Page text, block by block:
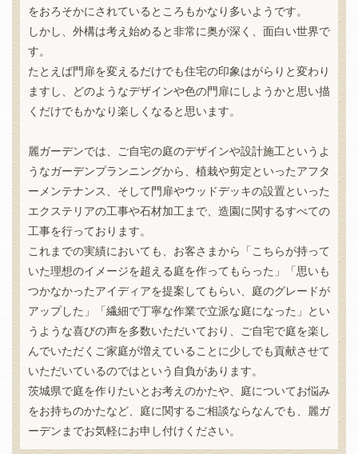
をおろそかにされているところもかなり多いようです。
しかし、外構は考え始めると非常に奥が深く、面白い世界で
す。
たとえば門扉を変えるだけでも住宅の印象はがらりと変わり
ますし、どのようなデザインや色の門扉にしようかと思い描
くだけでもかなり楽しくなると思います。
麗ガーデンでは、ご自宅の庭のデザインや設計施工というよ
うなガーデンプランニングから、植栽や剪定といったアフタ
ーメンテナンス、そして門扉やウッドデッキの設置といった
エクステリアの工事や石材加工まで、造園に関するすべての
工事を行っております。
これまでの実績においても、お客さまから「こちらが持って
いた理想のイメージを超える庭を作ってもらった」「思いも
つかなかったアイディアを提案してもらい、庭のグレードが
アップした」「繊細で丁寧な作業で立派な庭になった」とい
うような喜びの声を多数いただいており、ご自宅で庭を楽し
んでいただくご家庭が増えていることに少しでも貢献させて
いただいているのではという自負があります。
茨城県で庭を作りたいとお考えのかたや、庭についてお悩み
をお持ちのかたなど、庭に関するご相談ならなんでも、麗ガ
ーデンまでお気軽にお申し付けください。